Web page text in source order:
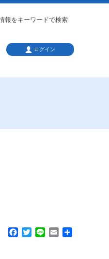
報をキーワードで検索
ログイン